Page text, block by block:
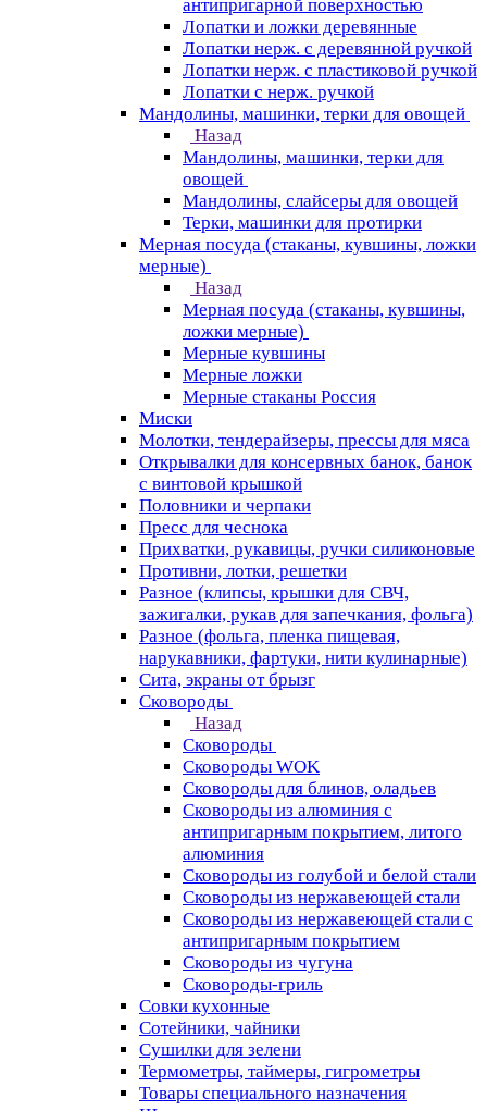
антипригарной поверхностью
Лопатки и ложки деревянные
Лопатки нерж. с деревянной ручкой
Лопатки нерж. с пластиковой ручкой
Лопатки с нерж. ручкой
Мандолины, машинки, терки для овощей
Назад
Мандолины, машинки, терки для
овощей
Мандолины, слайсеры для овощей
Терки, машинки для протирки
Мерная посуда (стаканы, кувшины, ложки
мерные)
Назад
Мерная посуда (стаканы, кувшины,
ложки мерные)
Мерные кувшины
Мерные ложки
Мерные стаканы Россия
Миски
Молотки, тендерайзеры, прессы для мяса
Открывалки для консервных банок, банок
с винтовой крышкой
Половники и черпаки
Пресс для чеснока
Прихватки, рукавицы, ручки силиконовые
Противни, лотки, решетки
Разное (клипсы, крышки для СВЧ,
зажигалки, рукав для запечкания, фольга)
Разное (фольга, пленка пищевая,
нарукавники, фартуки, нити кулинарные)
Сита, экраны от брызг
Сковороды
Назад
Сковороды
Сковороды WOK
Сковороды для блинов, оладьев
Сковороды из алюминия с
антипригарным покрытием, литого
алюминия
Сковороды из голубой и белой стали
Сковороды из нержавеющей стали
Сковороды из нержавеющей стали с
антипригарным покрытием
Сковороды из чугуна
Сковороды-гриль
Совки кухонные
Сотейники, чайники
Сушилки для зелени
Термометры, таймеры, гигрометры
Товары специального назначения